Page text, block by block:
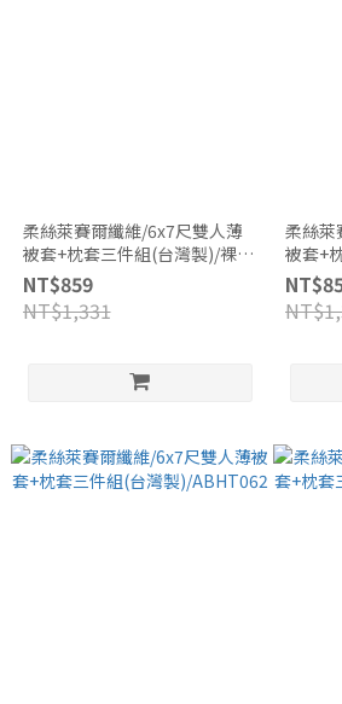
柔絲萊賽爾纖維/6x7尺雙人薄
被套+枕套三件組(台灣製)/裸膚
粉
NT$859
NT$1,331
柔絲萊
被套+
製)/